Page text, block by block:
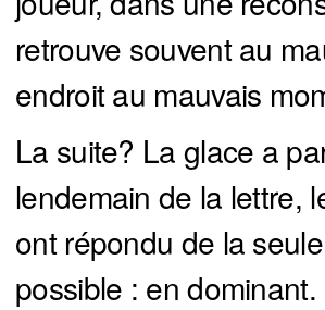
retrouve souvent au
endroit au mauvais
La suite? La glace a
lendemain de la lettre,
ont répondu de la
possible : en dominant.